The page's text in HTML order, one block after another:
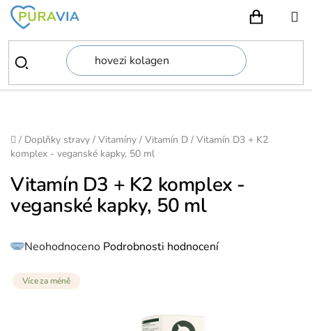
Přejít
obsah
Domů
/ Doplňky stravy / Vitamíny / Vitamín D / Vitamín D3 + K2
komplex - veganské kapky, 50 ml
Vitamín D3 + K2 komplex -
veganské kapky, 50 ml
Průměrné
hodnocení
0,0
Neohodnoceno Podrobnosti hodnocení
Více za méně